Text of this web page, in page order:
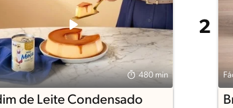
480 min
de Leite Condensado